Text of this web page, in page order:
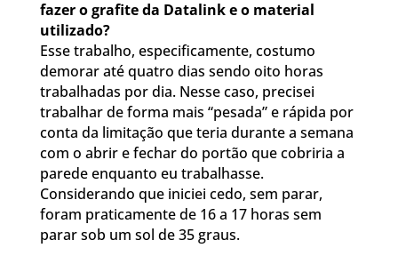
fazer o grafite da Datalink e o material
utilizado?
Esse trabalho, especificamente, costumo
demorar até quatro dias sendo oito horas
trabalhadas por dia. Nesse caso, precisei
trabalhar de forma mais “pesada” e rápida por
conta da limitação que teria durante a semana
com o abrir e fechar do portão que cobriria a
parede enquanto eu trabalhasse.
Considerando que iniciei cedo, sem parar,
foram praticamente de 16 a 17 horas sem
parar sob um sol de 35 graus.